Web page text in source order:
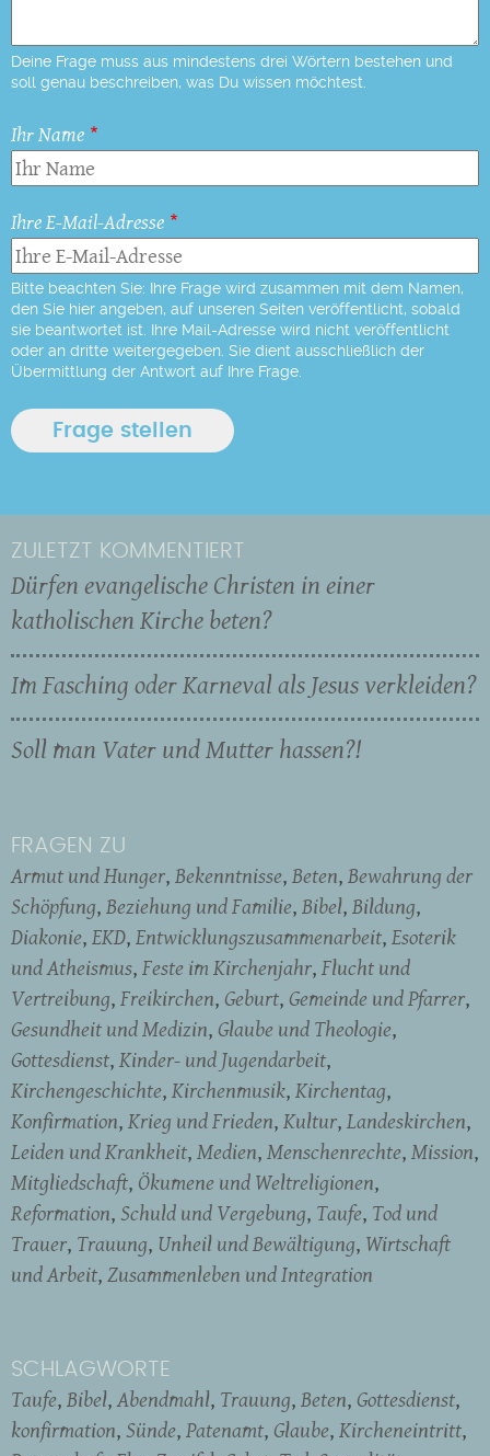
Deine Frage muss aus mindestens drei Wörtern bestehen und
soll genau beschreiben, was Du wissen möchtest.
Ihr Name
Ihre E-Mail-Adresse
Bitte beachten Sie: Ihre Frage wird zusammen mit dem Namen,
den Sie hier angeben, auf unseren Seiten veröffentlicht, sobald
sie beantwortet ist. Ihre Mail-Adresse wird nicht veröffentlicht
oder an dritte weitergegeben. Sie dient ausschließlich der
Übermittlung der Antwort auf Ihre Frage.
ZULETZT KOMMENTIERT
Dürfen evangelische Christen in einer
katholischen Kirche beten?
Im Fasching oder Karneval als Jesus verkleiden?
Soll man Vater und Mutter hassen?!
FRAGEN ZU
Armut und Hunger Bekenntnisse Beten Bewahrung der
Schöpfung Beziehung und Familie Bibel Bildung
Diakonie EKD Entwicklungszusammenarbeit Esoterik
und Atheismus Feste im Kirchenjahr Flucht und
Vertreibung Freikirchen Geburt Gemeinde und Pfarrer
Gesundheit und Medizin Glaube und Theologie
Gottesdienst Kinder- und Jugendarbeit
Kirchengeschichte Kirchenmusik Kirchentag
Konfirmation Krieg und Frieden Kultur Landeskirchen
Leiden und Krankheit Medien Menschenrechte Mission
Mitgliedschaft Ökumene und Weltreligionen
Reformation Schuld und Vergebung Taufe Tod und
Trauer Trauung Unheil und Bewältigung Wirtschaft
und Arbeit Zusammenleben und Integration
SCHLAGWORTE
Taufe Bibel Abendmahl Trauung Beten Gottesdienst
konfirmation Sünde Patenamt Glaube Kircheneintritt